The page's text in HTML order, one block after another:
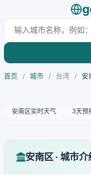
首页 / 城市 / 台湾 / 安
安南区实时天气 3天预
安南区 · 城市介